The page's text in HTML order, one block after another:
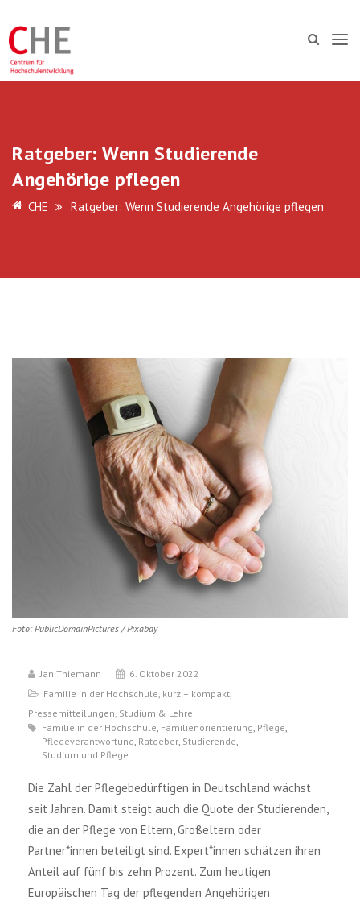
Ratgeber: Wenn Studierende
Angehörige pflegen
CHE Ratgeber: Wenn Studierende Angehörige pflegen
Foto: PublicDomainPictures / Pixabay
Jan Thiemann
6. Oktober 2022
Familie in der Hochschule kurz + kompakt
Pressemitteilungen Studium & Lehre
Familie in der Hochschule Familienorientierung Pflege
Pflegeverantwortung Ratgeber Studierende
Studium und Pflege
Die Zahl der Pflegebedürftigen in Deutschland wächst
seit Jahren. Damit steigt auch die Quote der Studierenden,
die an der Pflege von Eltern, Großeltern oder
Partner*innen beteiligt sind. Expert*innen schätzen ihren
Anteil auf fünf bis zehn Prozent. Zum heutigen
Europäischen Tag der pflegenden Angehörigen